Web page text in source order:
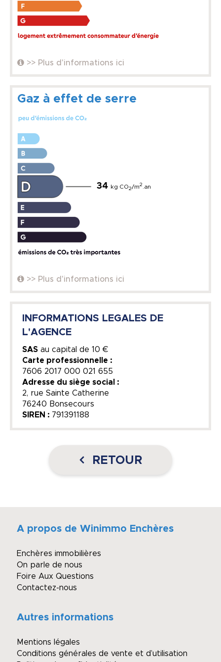
>> Plus d'informations ici
Gaz à effet de serre
34 kg CO2/m2 .an
>> Plus d'informations ici
INFORMATIONS LEGALES DE
L'AGENCE
SAS au capital de 10 €
Carte professionnelle :
7606 2017 000 021 655
Adresse du siège social :
2, rue Sainte Catherine
76240 Bonsecours
SIREN : 791391188
RETOUR
A propos de Winimmo Enchères
Enchères immobilières
On parle de nous
Foire Aux Questions
Contactez-nous
Autres informations
Mentions légales
Conditions générales de vente et d’utilisation